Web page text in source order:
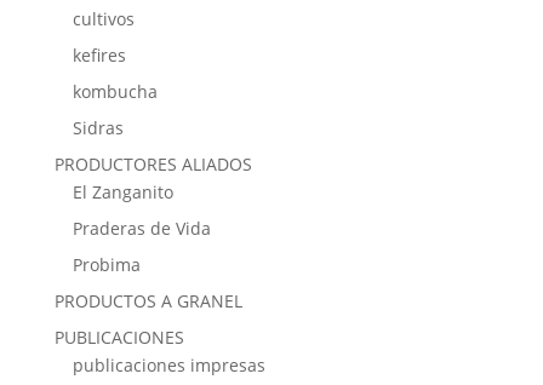
cultivos
kefires
kombucha
Sidras
PRODUCTORES ALIADOS
El Zanganito
Praderas de Vida
Probima
PRODUCTOS A GRANEL
PUBLICACIONES
publicaciones impresas